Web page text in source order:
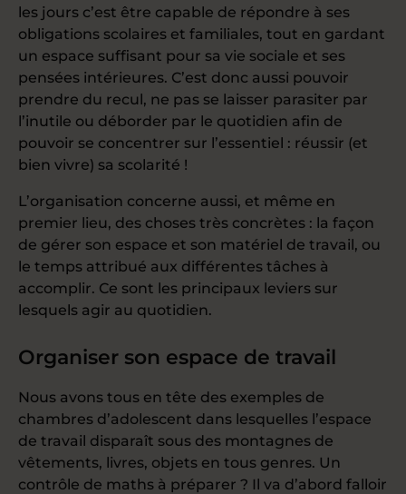
les jours c’est être capable de répondre à ses
obligations scolaires et familiales, tout en gardant
un espace suffisant pour sa vie sociale et ses
pensées intérieures. C’est donc aussi pouvoir
prendre du recul, ne pas se laisser parasiter par
l’inutile ou déborder par le quotidien afin de
pouvoir se concentrer sur l’essentiel : réussir (et
bien vivre) sa scolarité !
L’organisation concerne aussi, et même en
premier lieu, des choses très concrètes : la façon
de gérer son espace et son matériel de travail, ou
le temps attribué aux différentes tâches à
accomplir. Ce sont les principaux leviers sur
lesquels agir au quotidien.
Organiser son espace de travail
Nous avons tous en tête des exemples de
chambres d’adolescent dans lesquelles l’espace
de travail disparaît sous des montagnes de
vêtements, livres, objets en tous genres. Un
contrôle de maths à préparer ? Il va d’abord falloir